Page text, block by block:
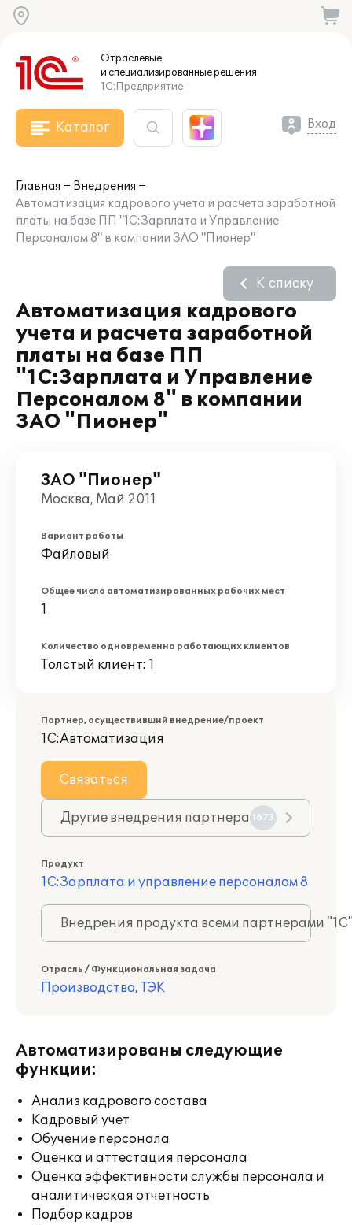
Отраслевые
и специализированныерешения
1С:Предприятие
Каталог Вход
Главная
Внедрения
Автоматизация кадрового учета и расчета заработной
платы на базе ПП "1С:Зарплата и Управление
Персоналом 8" в компании ЗАО "Пионер"
Автоматизация кадрового
учета и расчета заработной
платы на базе ПП
"1С:Зарплата и Управление
Персоналом 8" в компании
ЗАО "Пионер"
К списку
ЗАО "Пионер"
Москва, Май 2011
Вариант работы
Файловый
Общее число автоматизированных рабочих мест
1
Количество одновременно работающих клиентов
Толстый клиент: 1
Партнер, осуществивший внедрение/проект
1С:Автоматизация
Связаться
Другие внедрения партнера 1673
Продукт
1С:Зарплата и управление персоналом 8
Внедрения продукта всеми партнерами
Отрасль / Функциональная задача
Производство, ТЭК
Автоматизированы следующие
функции:
Анализ кадрового состава
Кадровый учет
Обучение персонала
Оценка и аттестация персонала
Оценка эффективности службы персонала и
аналитическая отчетность
Подбор кадров